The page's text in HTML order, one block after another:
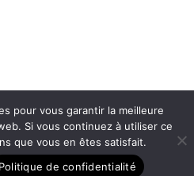
pour vous garantir la meilleure
Si vous continuez à utiliser ce
que vous en êtes satisfait.
Politique de confidentialité